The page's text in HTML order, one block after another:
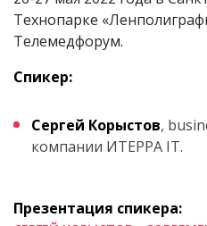
Технопарке
Телемедфорум.
Спикер:
Сергей Корыстов,
компании ИТЕРРА IT.
Презентация спикера: